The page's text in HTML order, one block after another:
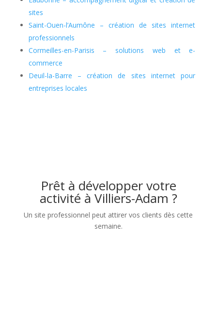
sites
Saint-Ouen-l’Aumône – création de sites internet
professionnels
Cormeilles-en-Parisis – solutions web et e-
commerce
Deuil-la-Barre – création de sites internet pour
entreprises locales
Prêt à développer votre
activité à Villiers-Adam ?
Un site professionnel peut attirer vos clients dès cette
semaine.